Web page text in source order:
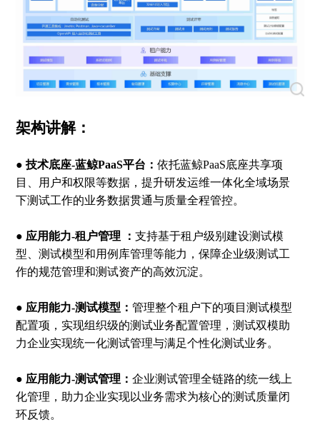
架构讲解：
● 技术底座-蓝鲸PaaS平台：依托蓝鲸PaaS底座共享项
目、用户和权限等数据，提升研发运维一体化全域场景
下测试工作的业务数据贯通与质量全程管控。
● 应用能力-租户管理 ：支持基于租户级别建设测试模
型、测试模型和用例库管理等能力，保障企业级测试工
作的规范管理和测试资产的高效沉淀。
● 应用能力-测试模型：管理整个租户下的项目测试模型
配置项，实现组织级的测试业务配置管理，测试双模助
力企业实现统一化测试管理与满足个性化测试业务。
● 应用能力-测试管理：企业测试管理全链路的统一线上
化管理，助力企业实现以业务需求为核心的测试质量闭
环反馈。